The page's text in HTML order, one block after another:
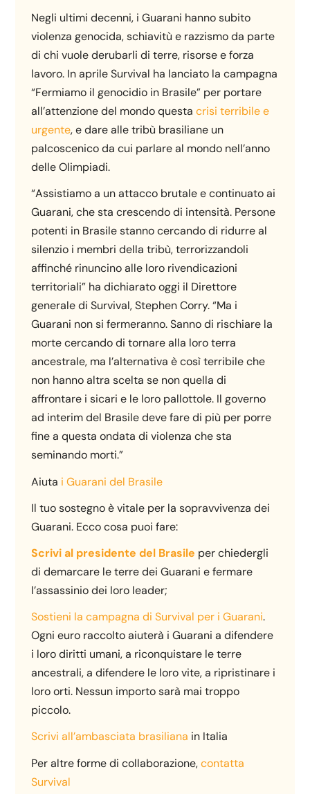
Negli ultimi decenni, i Guarani hanno subito
violenza genocida, schiavitù e razzismo da parte
di chi vuole derubarli di terre, risorse e forza
lavoro. In aprile Survival ha lanciato la campagna
“Fermiamo il genocidio in Brasile” per portare
all’attenzione del mondo questacrisi terribile e
urgente, e dare alle tribù brasiliane un
palcoscenico da cui parlare al mondo nell’anno
delle Olimpiadi.
“Assistiamo a un attacco brutale e continuato ai
Guarani, che sta crescendo di intensità. Persone
potenti in Brasile stanno cercando di ridurre al
silenzio i membri della tribù, terrorizzandoli
affinché rinuncino alle loro rivendicazioni
territoriali” ha dichiarato oggi il Direttore
generale di Survival, Stephen Corry. “Ma i
Guarani non si fermeranno. Sanno di rischiare la
morte cercando di tornare alla loro terra
ancestrale, ma l’alternativa è così terribile che
non hanno altra scelta se non quella di
affrontare i sicari e le loro pallottole. Il governo
ad interim del Brasile deve fare di più per porre
fine a questa ondata di violenza che sta
seminando morti.”
Aiuta i Guarani del Brasile
Il tuo sostegno è vitale per la sopravvivenza dei
Guarani. Ecco cosa puoi fare:
Scrivi al presidente del Brasile per chiedergli
di demarcare le terre dei Guarani e fermare
l’assassinio dei loro leader;
Sostieni la campagna di Survival per i Guarani.
Ogni euro raccolto aiuterà i Guarani a difendere
i loro diritti umani, a riconquistare le terre
ancestrali, a difendere le loro vite, a ripristinare i
loro orti. Nessun importo sarà mai troppo
piccolo.
Scrivi all’ambasciata brasiliana in Italia
Per altre forme di collaborazione,contatta
Survival